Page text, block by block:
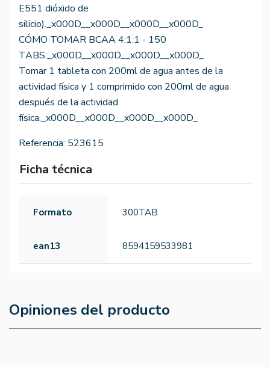
E551 dióxido de
silicio)._x000D__x000D__x000D__x000D_
CÓMO TOMAR BCAA 4:1:1 - 150
TABS:_x000D__x000D__x000D__x000D_
Tomar 1 tableta con 200ml de agua antes de la
actividad física y 1 comprimido con 200ml de agua
después de la actividad
física._x000D__x000D__x000D__x000D_
Referencia: 523615
Ficha técnica
Formato 300TAB
ean13 8594159533981
Opiniones del producto